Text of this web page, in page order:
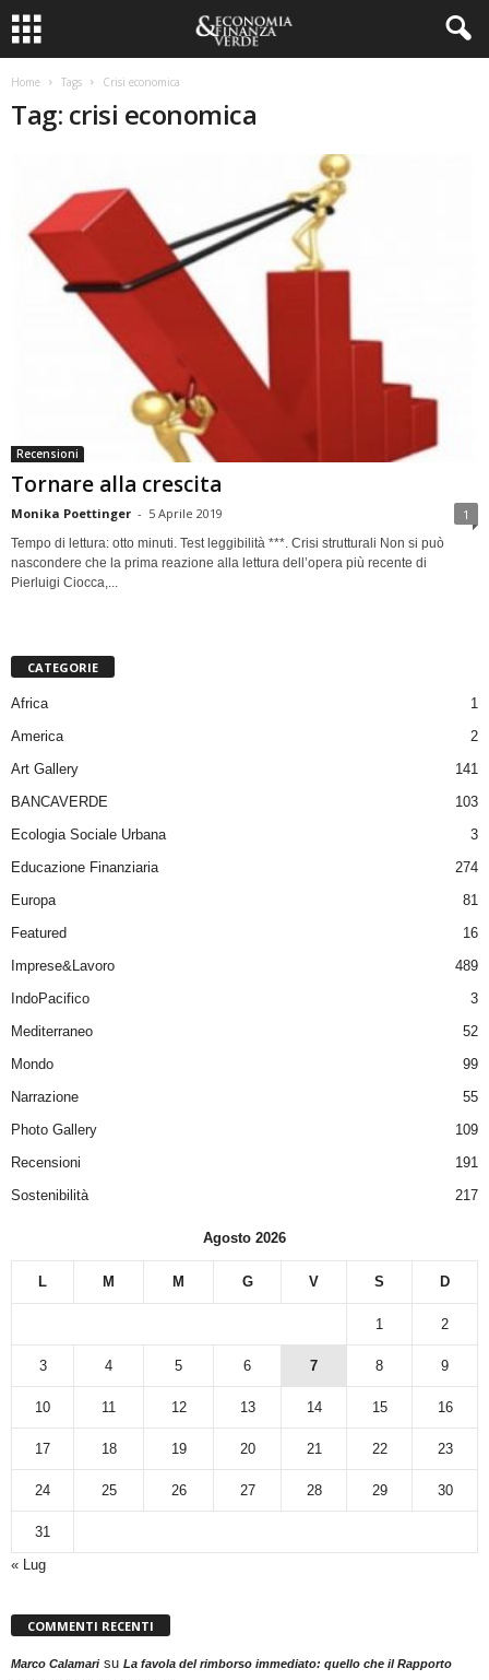
Home Tags Crisi economica
Tag: crisi economica
Recensioni
Tornare alla crescita
Monika Poettinger - 5 Aprile 2019 1
Tempo di lettura: otto minuti. Test leggibilità ***. Crisi strutturali Non si può
nascondere che la prima reazione alla lettura dell’opera più recente di
Pierluigi Ciocca,...
CATEGORIE
Africa
1
America
2
Art Gallery
141
BANCAVERDE
103
Ecologia Sociale Urbana
3
Educazione Finanziaria
274
Europa
81
Featured
16
Imprese&Lavoro
489
IndoPacifico
3
Mediterraneo
52
Mondo
99
Narrazione
55
Photo Gallery
109
Recensioni
191
Sostenibilità
217
Agosto 2026
L M M G V S D
1 2
3 4 5 6 7 8 9
10 11 12 13 14 15 16
17 18 19 20 21 22 23
24 25 26 27 28 29 30
31
« Lug
COMMENTI RECENTI
Marco Calamarisu La favola del rimborso immediato: quello che il Rapporto